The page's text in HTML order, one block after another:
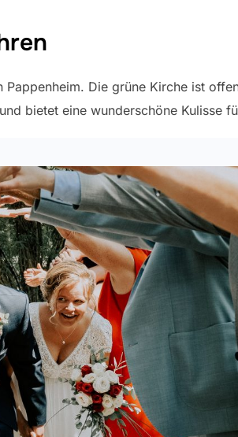
Die grüne Kirche ist
bietet eine wunderschöne Kulisse